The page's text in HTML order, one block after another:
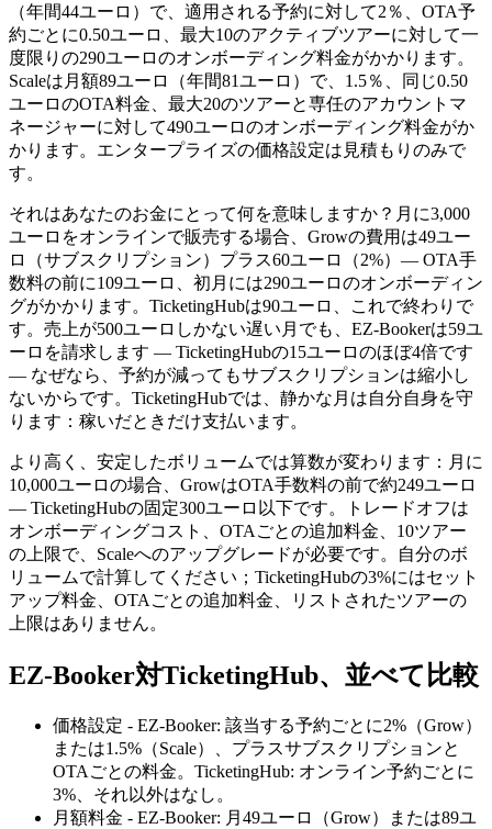
（年間44ユーロ）で、適用される予約に対して2％、OTA予
約ごとに0.50ユーロ、最大10のアクティブツアーに対して一
度限りの290ユーロのオンボーディング料金がかかります。
Scaleは月額89ユーロ（年間81ユーロ）で、1.5％、同じ0.50
ユーロのOTA料金、最大20のツアーと専任のアカウントマ
ネージャーに対して490ユーロのオンボーディング料金がか
かります。エンタープライズの価格設定は見積もりのみで
す。
それはあなたのお金にとって何を意味しますか？月に3,000
ユーロをオンラインで販売する場合、Growの費用は49ユー
ロ（サブスクリプション）プラス60ユーロ（2%）— OTA手
数料の前に109ユーロ、初月には290ユーロのオンボーディン
グがかかります。TicketingHubは90ユーロ、これで終わりで
す。売上が500ユーロしかない遅い月でも、EZ-Bookerは59ユ
ーロを請求します — TicketingHubの15ユーロのほぼ4倍です
— なぜなら、予約が減ってもサブスクリプションは縮小し
ないからです。TicketingHubでは、静かな月は自分自身を守
ります：稼いだときだけ支払います。
より高く、安定したボリュームでは算数が変わります：月に
10,000ユーロの場合、GrowはOTA手数料の前で約249ユーロ
— TicketingHubの固定300ユーロ以下です。トレードオフは
オンボーディングコスト、OTAごとの追加料金、10ツアー
の上限で、Scaleへのアップグレードが必要です。自分のボ
リュームで計算してください；TicketingHubの3%にはセット
アップ料金、OTAごとの追加料金、リストされたツアーの
上限はありません。
EZ-Booker対TicketingHub、並べて比較
価格設定 - EZ-Booker: 該当する予約ごとに2%（Grow）
または1.5%（Scale）、プラスサブスクリプションと
OTAごとの料金。TicketingHub: オンライン予約ごとに
3%、それ以外はなし。
月額料金 - EZ-Booker: 月49ユーロ（Grow）または89ユ